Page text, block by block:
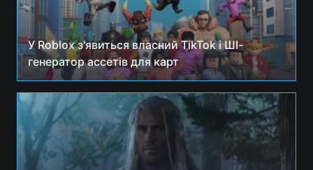
У Roblox з'явиться власний TikTok і ШІ-
генератор ассетів для карт